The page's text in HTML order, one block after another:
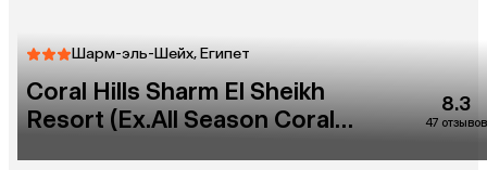
Шарм-эль-Шейх, Египет
Coral Hills Sharm El Sheikh
Resort (Ex.All Season Coral
8.3
47 отзывов